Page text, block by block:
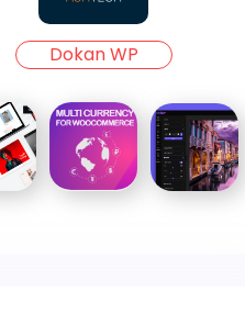
Dokan WP